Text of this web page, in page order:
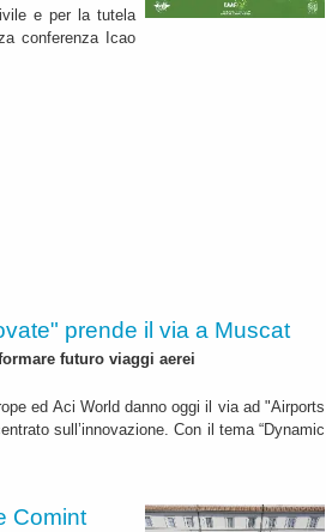
e per la tutela
conferenza Icao
prende il via a Muscat
futuro viaggi aerei
ed Aci World danno oggi il via ad "Airports
sull’innovazione. Con il tema “Dynamic
Comint